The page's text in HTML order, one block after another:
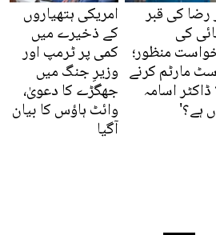
رضا کی قبر
کی
منظور؛
مارٹم کرنے
ڈاکٹر اسامہ
ہے؟'
امریکی ہتھیاروں
کے ذخیرے میں
کمی پر ٹرمپ اور
وزیرِ جنگ میں
جھگڑے کا دعویٰ،
وائٹ ہاؤس کا بیان
آگیا